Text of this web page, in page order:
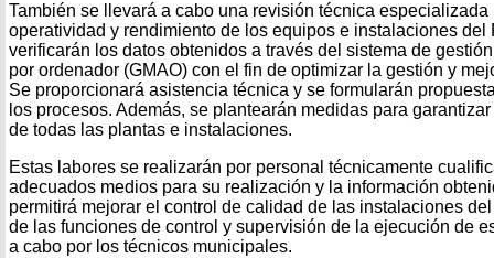
También se llevará a cabo una revisión técnica especializada
operatividad y rendimiento de los equipos e instalaciones del
verificarán los datos obtenidos a través del sistema de
por ordenador (GMAO) con el fin de optimizar la gestión y
Se proporcionará asistencia técnica y se formularán
los procesos. Además, se plantearán medidas para
de todas las plantas e instalaciones.
Estas labores se realizarán por personal técnicamente
adecuados medios para su realización y la información
permitirá mejorar el control de calidad de las instalaciones
de las funciones de control y supervisión de la ejecución de
a cabo por los técnicos municipales.